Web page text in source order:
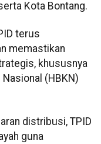
Kota Bontang.
terus
memastikan
khususnya
(HBKN)
distribusi, TPID
guna